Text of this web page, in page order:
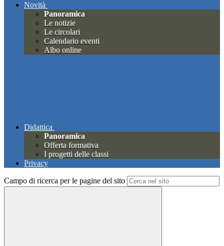
Novità
Panoramica
Le notizie
Le circolari
Calendario eventi
Albo online
Didattica
Panoramica
Offerta formativa
I progetti delle classi
Privacy
Campo di ricerca per le pagine del sito